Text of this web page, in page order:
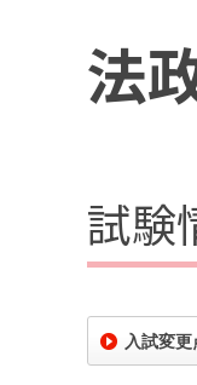
法
試験
入試変更